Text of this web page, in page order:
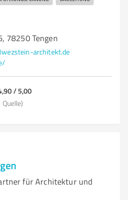
78250 Tengen
architekt.de
/ 5,00
Quelle)
für Architektur und